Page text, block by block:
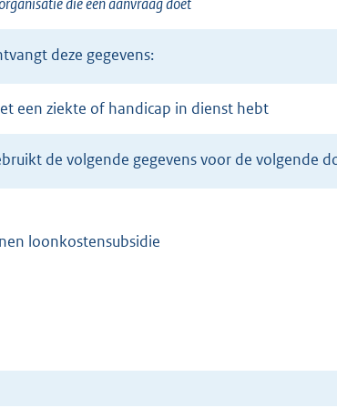
deze gegevens:
een ziekte of handicap in dienst hebt
de volgende gegevens voor de volgende
loonkostensubsidie